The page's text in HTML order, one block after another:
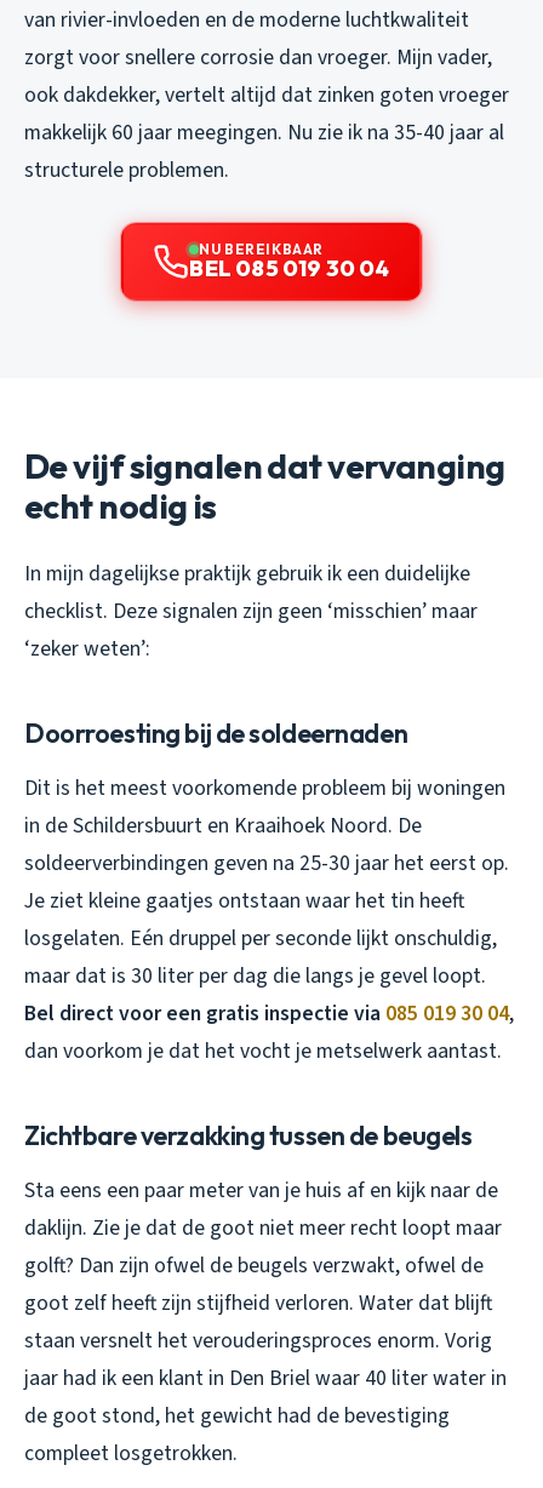
van rivier-invloeden en de moderne luchtkwaliteit
zorgt voor snellere corrosie dan vroeger. Mijn vader,
ook dakdekker, vertelt altijd dat zinken goten vroeger
makkelijk 60 jaar meegingen. Nu zie ik na 35-40 jaar al
structurele problemen.
NU BEREIKBAAR
BEL 085 019 30 04
De vijf signalen dat vervanging
echt nodig is
In mijn dagelijkse praktijk gebruik ik een duidelijke
checklist. Deze signalen zijn geen ‘misschien’ maar
‘zeker weten’:
Doorroesting bij de soldeernaden
Dit is het meest voorkomende probleem bij woningen
in de Schildersbuurt en Kraaihoek Noord. De
soldeerverbindingen geven na 25-30 jaar het eerst op.
Je ziet kleine gaatjes ontstaan waar het tin heeft
losgelaten. Eén druppel per seconde lijkt onschuldig,
maar dat is 30 liter per dag die langs je gevel loopt.
Bel direct voor een gratis inspectie via 085 019 30 04,
dan voorkom je dat het vocht je metselwerk aantast.
Zichtbare verzakking tussen de beugels
Sta eens een paar meter van je huis af en kijk naar de
daklijn. Zie je dat de goot niet meer recht loopt maar
golft? Dan zijn ofwel de beugels verzwakt, ofwel de
goot zelf heeft zijn stijfheid verloren. Water dat blijft
staan versnelt het verouderingsproces enorm. Vorig
jaar had ik een klant in Den Briel waar 40 liter water in
de goot stond, het gewicht had de bevestiging
compleet losgetrokken.